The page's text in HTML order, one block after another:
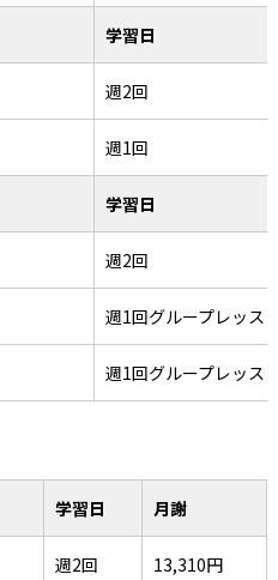
学習日
週2回
週1回
学習日
週2回
週1回グループレッス
週1回グループレッス
学習日 月謝
週2回 13,310円